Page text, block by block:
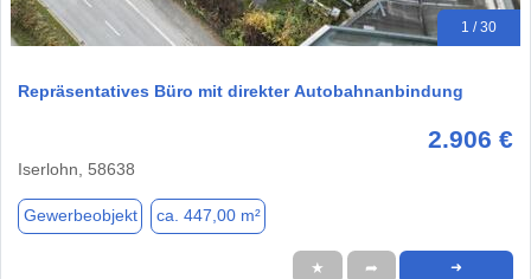
1 / 30
Repräsentatives Büro mit direkter Autobahnanbindung
2.906 €
Iserlohn, 58638
Gewerbeobjekt ca. 447,00 m²
★ ➦ ➜